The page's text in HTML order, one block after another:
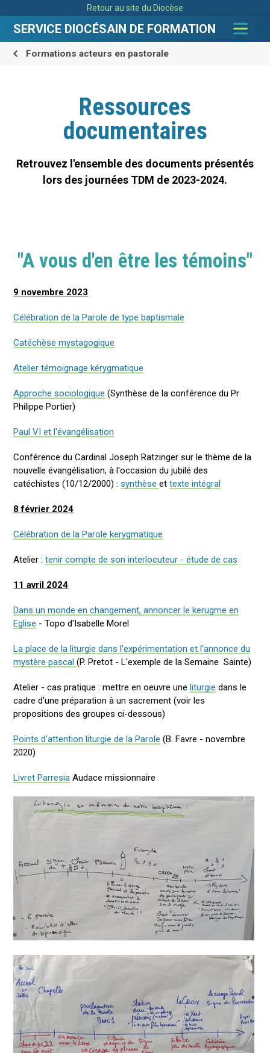
contenu.
la
navigation
Retour au site du Diocèse
SERVICE DIOCÉSAIN DE FORMATION
Formations acteurs en pastorale
Ressources
documentaires
Retrouvez l'ensemble des documents présentés
lors des journées TDM de 2023-2024.
"A vous d'en être les témoins"
9 novembre 2023
Célébration de la Parole de type baptismale
Catéchèse mystagogique
Atelier témoignage kérygmatique
Approche sociologique (Synthèse de la conférence du Pr
Philippe Portier)
Paul VI et l'évangélisation
Conférence du Cardinal Joseph Ratzinger sur le thème de la
nouvelle évangélisation, à l'occasion du jubilé des
catéchistes (10/12/2000) :synthèseettexte intégral
8 février 2024
Célébration de la Parole kerygmatique
Atelier :tenir compte de son interlocuteur - étude de cas
11 avril 2024
Dans un monde en changement, annoncer le kerugme en
Eglise - Topo d'Isabelle Morel
La place de la liturgie dans l’expérimentation et l’annonce du
mystère pascal(P. Pretot - L'exemple de la Semaine Sainte)
Atelier - cas pratique : mettre en oeuvre uneliturgie dans le
cadre d'une préparation à un sacrement (voir les
propositions des groupes ci-dessous)
Points d'attention liturgie de la Parole (B. Favre - novembre
2020)
Livret Parresia Audace missionnaire